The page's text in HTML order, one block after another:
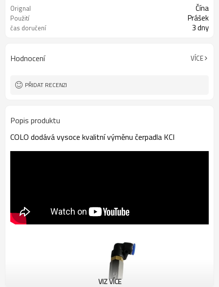
Orignal Čína
Použití Prášek
čas doručení 3 dny
Hodnocení VÍCE
PŘIDAT RECENZI
Popis produktu
COLO dodává vysoce kvalitní výměnu čerpadla KCI
VIZ VÍCE